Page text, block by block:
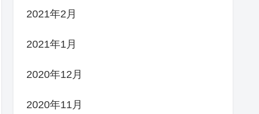
2021年2月
2021年1月
2020年12月
2020年11月